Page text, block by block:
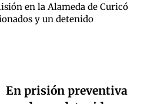
en la Alameda de Curicó
y un detenido
En prisión preventiva